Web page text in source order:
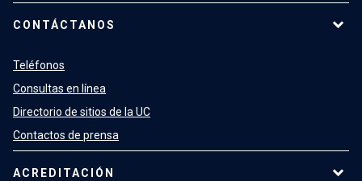
CONTÁCTANOS
Teléfonos
Consultas en línea
Directorio de sitios de la UC
Contactos de prensa
ACREDITACIÓN